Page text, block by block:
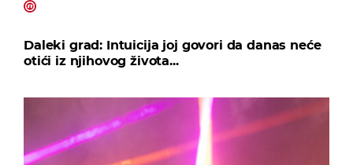
Daleki grad: Intuicija joj govori da danas neće
otići iz njihovog života...